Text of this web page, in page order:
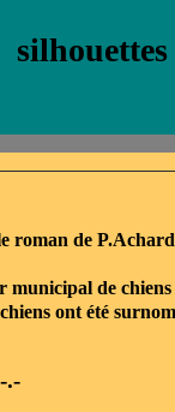
roman de P.Achard
de
ont été
.-